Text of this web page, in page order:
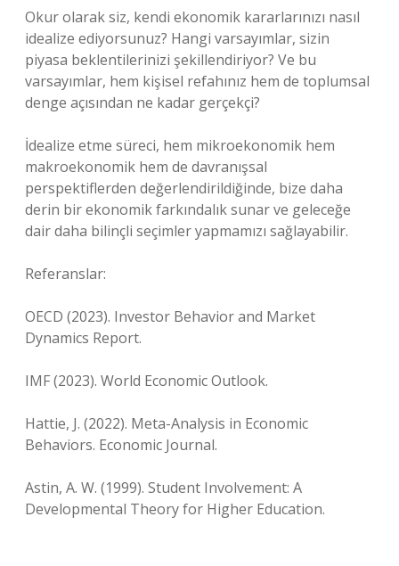
Okur olarak siz, kendi ekonomik kararlarınızı nasıl
idealize ediyorsunuz? Hangi varsayımlar, sizin
piyasa beklentilerinizi şekillendiriyor? Ve bu
varsayımlar, hem kişisel refahınız hem de toplumsal
denge açısından ne kadar gerçekçi?
İdealize etme süreci, hem mikroekonomik hem
makroekonomik hem de davranışsal
perspektiflerden değerlendirildiğinde, bize daha
derin bir ekonomik farkındalık sunar ve geleceğe
dair daha bilinçli seçimler yapmamızı sağlayabilir.
Referanslar:
OECD (2023). Investor Behavior and Market
Dynamics Report.
IMF (2023). World Economic Outlook.
Hattie, J. (2022). Meta-Analysis in Economic
Behaviors. Economic Journal.
Astin, A. W. (1999). Student Involvement: A
Developmental Theory for Higher Education.